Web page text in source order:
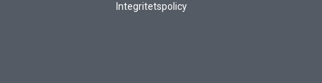
Integritetspolicy